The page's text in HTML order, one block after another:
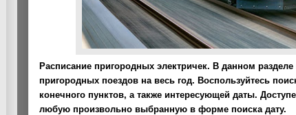
Расписание пригородных электричек. В данном
пригородных поездов на весь год. Воспользуйтесь
конечного пунктов, а также интересующей даты.
любую произвольно выбранную в форме поиска дату.